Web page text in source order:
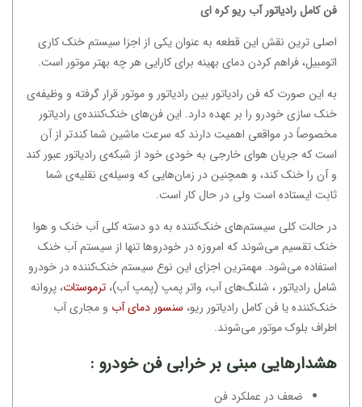
فن کامل رادیاتور آب ریو کره ای
اصلی ترین نقش این قطعه به عنوان یکی از اجزا سیستم خنک کاری
اتومبیل، فراهم کردن دمای بهینه برای کارایی هر چه بهتر موتور است.
به این صورت که فن رادیاتور بین رادیاتور و موتور قرار گرفته و وظیفه‌ی
خنک سازی خودرو را بر عهده دارد. این فن‌های خنک‌کننده‌ی رادیاتور
مخصوصاً در مواقعی اهمیت دارند که سرعت ماشین شما کندتر از آن
است که جریان هوای خارجی به خودی خود از شبکه‌ی رادیاتور عبور کند
و آن را خنک کند، و همچنین در زمان‌هایی که وسیله‌ی نقلیه‌ی شما
ثابت ایستاده است ولی در حال کار است.
در حالت کلی سیستم‌های خنک‌کننده به دو دسته کلی آب خنک و هوا
خنک تقسیم می‌شوند که امروزه در خودروها تنها از سیستم آب خنک
استفاده می‌شود. مهمترین اجزای این نوع سیستم خنک‌کننده در خودرو
شامل رادیاتور ، شلنگ‌های آب، واتر پمپ (پمپ آب)، ترموستات، پروانه
خنک‌کننده یا فن کامل رادیاتور ریو، سنسور دمای آب و مجاری آب
اطراف بلوک موتور می‌شوند.
هشدارهایی مبنی بر خرابی فن خودرو :
ضعف در عملکرد فن